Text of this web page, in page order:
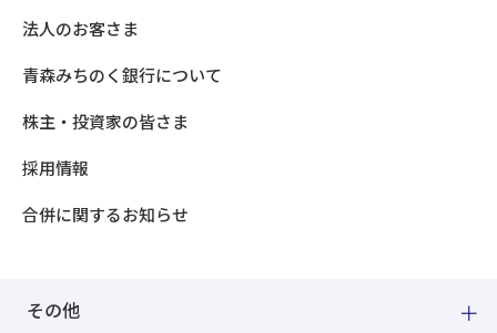
法人のお客さま
青森みちのく銀行について
株主・投資家の皆さま
採用情報
合併に関するお知らせ
その他